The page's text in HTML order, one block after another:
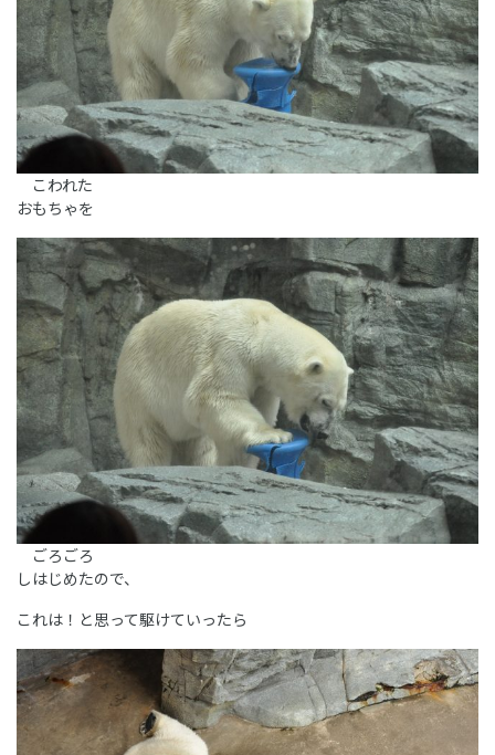
こわれた
おもちゃを
ごろごろ
しはじめたので、
これは！と思って駆けていったら